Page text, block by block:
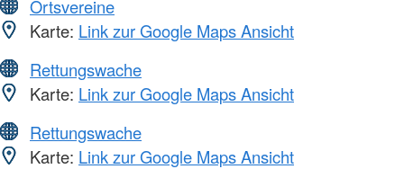
Ortsvereine
Karte: Link zur Google Maps Ansicht
Rettungswache
Karte: Link zur Google Maps Ansicht
Rettungswache
Karte: Link zur Google Maps Ansicht